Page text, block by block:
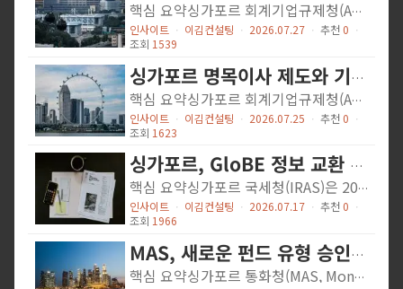
핵심 요약싱가포르 회계기업규제청(ACRA, Accounting and Corporate Regulatory Authority)의 임시 지속가능성 표준위원회(Interim SSC)가 2026년 7월 27일부터 10월 25일까지 싱가포르 지속가능성 공시 표준(Singapore Sustainability Disclosure Standards) 초안에 대한 공개 의견수렴을 실시한다고 발표했습니다. 이번 표준은 기업이 기후 관련 리스크와 기회를 어떻게 관리하는지 공시하도록 요구하는 내용을 담고 있습니다. 국제지속가능성기준위원회(ISSB) 표준을 기반으로 싱가포르 현지 맥락에 맞게 조정된 것이 특징입니다.상세 내용표준의 구성과 의무화 범위이번 초안은 두 가지 표준으로 구성됩니다. 첫째, SFRS S1은 지속가능성 관련 재무정보 공시에 관한 일반 요건으로, IFRS S1에 기반하며 자발적 적용 대상입니다. 둘째, SFRS S2는 기후 관련 공시 기준으로, IFRS S2에 기반하며 의무 적용 대상입니다. 즉, 당장의 의무 공시 범위는 기후 관련 사항에 국한되며, 광의의 지속가능성 보고는 자발적으로 남겨두는 단계적 접근 방식을 택했습니다.추진 경과 및 일정 조정ACRA와 싱가포르거래소 규제기관(SGX RegCo)은 2022년부터 기후 보고 및 인증(assurance)의 의무화 로드맵을 마련해 왔습니다. 2025년 8월에는 기업들이 기후 보고 역량을 갖출 수 있도록 의무화 일정을 일부 조정한 바 있으며, 2025년 5월에는 국제 표준에 부합하는 싱가포르 자체 공시·인증 표준 개발을 위해 임시 SSC를 출범시켰습니다. 싱가포르 현지 적용에 맞춘 전환 유예(transition relief) 조항 및 준수 확인서(statement of compliance) 요건도 포함되어 있습니다.지속가능성 인증 역량 강화: SA BOK 출시ACRA는 이번 의견수렴과 함께 지속가능성 인증 지식 체계(SA BOK, Sustainability Assurance Body of Knowledge)를 공식 출시했습니다. SA BOK는 지속가능성 인증 수행에 필요한 핵심 역량을...
인사이트 ㆍ 이김컨설팅 ㆍ 2026.07.27 ㆍ 추천 0 ㆍ
조회 1539
싱가포르 명목이사 제도와 기업 지배구조 균형: ACRA 공식 입장
핵심 요약싱가포르 회계기업규제청(ACRA, Accounting and Corporate Regulatory Authority)은 2026년 7월 8일, 외국인 소유주와 연락이 두절된 현지 상주이사(resident director)가 겪는 어려움에 대한 언론 기고에 공식 답변을 발표했다. ACRA는 명목이사(nominee director) 제도의 합법성을 재확인하면서도, 기업서비스제공업체(CSP)와 이사 개인 모두의 책임과 의무를 명확히 강조했다. 아울러 외국인 소유주와 연락이 불가능한 경우 회사 말소(strike off) 절차를 요청할 수 있는 구제 수단도 안내했다.상세 내용싱가포르 상주이사 요건과 명목이사 제도싱가포르에 법인을 설립하는 모든 회사는 반드시 한 명 이상의 '통상 거주 이사(ordinarily resident director)'를 두어야 한다. 이는 연간 보고서(annual return) 및 세금 신고, 의심거래 보고 등 법적 의무 이행을 담보하기 위한 장치다. 해외에 거주하는 외국인 창업자나 사업주를 위해 CSP가 제공하는 명목이사 서비스는 이 요건을 충족시키기 위한 합법적인 수단으로 인정된다.CSP와 명목이사의 의무ACRA는 CSP가 법에 따라 명목이사로 선임되는 개인이 이사로서 적합(fit and proper)한지 반드시 확인해야 한다고 강조했다. 이사직을 수락하는 개인 역시 이사의 법적 의무를 충분히 숙지하고 사전에 적절한 실사(due diligence)를 수행해야 한다. 또한 CSP는 직원이나 전직 직원이 명목이사로 등재된 경우, 교체 요청이 있을 때 합리적인 조치를 취해야 하며, 비윤리적 관행을 보이는 CSP에 대해서는 ACRA가 제재 조치를 취할 것임을 명시했다.외국인 소유주 연락 두절 시 구제 방법만약 유일한 현지 상주이사가 외국인 소유주와의 연락 두절로 인해 이사 직무를 이행하기 어렵고, 해당 회사가 실질적인 영업을 하고 있지 않은 경우, 해당 이사는 ACRA에 회사 말소 절차 개시를...
인사이트 ㆍ 이김컨설팅 ㆍ 2026.07.25 ㆍ 추천 0 ㆍ
조회 1623
싱가포르, GloBE 정보 교환 다자간 협정 서명…다국적기업 신고 부담 경감
핵심 요약싱가포르 국세청(IRAS)은 2026년 4월 14일, 글로벌 최저세(GloBE) 정보 교환에 관한 다자간 권한당국 협정(MCAA)에 서명했습니다. 이번 협정 가입으로 싱가포르는 GloBE 정보신고서(GIR)의 중앙 집중 신고(Central Filing) 체계에 참여하게 됩니다. 이는 싱가포르를 본사로 둔 다국적기업 그룹이 여러 국가에 개별적으로 GIR을 제출해야 하는 부담을 크게 줄여주는 조치입니다. 싱가포르는 정보 교환 과정에서 납세자 정보의 기밀성과 보안을 철저히 보장할 방침입니다.상세 내용GloBE 규칙과 GIR 신고 의무OECD/G20 필라2(Pillar Two) GloBE 규칙에 따르면, 해당 규칙의 적용을 받는 다국적기업(MNE) 그룹의 각 구성 기업은 자신이 소재한 국가의 세무당국에 GloBE 정보신고서(GIR)를 개별적으로 제출해야 합니다. 이는 글로벌 최저세율 15% 적용을 위한 핵심 정보 제공 절차로, 사업장이 분산된 대형 다국적기업일수록 신고 국가 수가 늘어나 행정 부담이 커지는 구조였습니다.중앙 집중 신고(Central Filing) 체계란?MCAA 가입을 통해 도입되는 중앙 집중 신고 체계 하에서는, MNE 그룹이 특정 한 국가(예: 싱가포르)에만 GIR을 제출하면, 해당 국가가 협정을 맺은 다른 국가들과 정보를 자동으로 교환합니다. 이에 따라 각 현지 구성 기업은 별도의 신고 의무에서 면제될 수 있어, 다수 국가에 중복 신고하는 번거로움이 해소됩니다.정보 보안 및 교환 원칙싱가포르는 GIR 정보를 기밀 유지 체계와 무단 사용 방지 장치를 갖춘 국제 파트너국과만 교환할 것임을 명시했습니다. 납세자 정보 보호를 전제로 실효성 있는 정보 교환을 추진하겠다는 원칙을 분명히 한 것입니다.시사점싱가포르 본사 한국계 기업의 행정 부담 완화: 싱가포르에 지역 본사 또는 지주회사를 둔 한국 다국적기업은 GIR 중앙...
인사이트 ㆍ 이김컨설팅 ㆍ 2026.07.17 ㆍ 추천 0 ㆍ
조회 1966
MAS, 새로운 펀드 유형 승인 절차 간소화 규정 개정 추진
핵심 요약싱가포르 통화청(MAS, Monetary Authority of Singapore)이 2026년 7월 9일, 집합투자기구 코드(CIS Code, Code on Collective Investment Schemes) 개정안에 대한 공개 의견 수렴을 시작했습니다. 이번 개정안은 더 다양한 신규 펀드 상품이 일반 투자자 대상으로 신속하게 승인될 수 있도록 절차를 간소화하는 것을 골자로 합니다. 동시에 일반 투자자 보호를 위한 안전장치도 강화됩니다. 의견 제출 기한은 2026년 8월 10일까지입니다. 상세 내용 개정 배경 및 목적싱가포르 투자자들의 금융 이해도가 높아지고 투자 수요가 다양해짐에 따라, 업계로부터 기존 CIS Code의 투자 가이드라인에 부합하지 않는 새로운 유형의 소매 펀드 상품 출시에 대한 요구가 꾸준히 제기되어 왔습니다. MAS는 이에 부응해 펀드 상품 혁신을 촉진하고 투자자 선택 폭을 넓히고자 이번 개정안을 마련했습니다. 주요 개정 내용MAS가 제안하는 CIS Code 개정의 핵심은 두 가지입니다. 첫째, 기존 투자 요건의 탄력적 조정을 허용하고, 둘째, 보다 광범위한 혁신적 펀드 유형을 수용하는 것입니다. 특히 혁신적 펀드 유형을 기존 전통 펀드와 명확히 구분하기 위해 '대체 펀드 부록(Alternative Funds Appendix)'을 신설할 예정입니다. 각 펀드 유형의 고유한 위험을 다루는 맞춤형 요건이 적용되며, 투자자가 충분한 정보를 바탕으로 의사결정을 내릴 수 있도록 강화된 공시 의무도 부과됩니다. 승인 처리 기간 단축이번 개정안의 핵심 중 하나는 신속한 승인 프로세스입니다. 신규 펀드 유형 제안에 대해 MAS는 필요한 안전장치(가드레일) 확립까지 약 3개월을 목표로 하며, 일단 가드레일이 확립된 동일 유형의 후속 펀드는 요건 충족 시...